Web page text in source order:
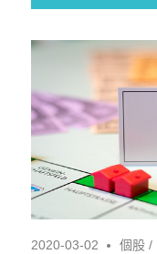
2020-03-02 個股 /